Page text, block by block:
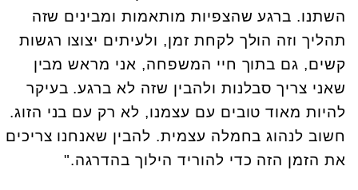
השתנו. ברגע שהצפיות מותאמות ומבינים שזה
תהליך וזה הולך לקחת זמן, ולעיתים יצוצו רגשות
קשים, גם בתוך חיי המשפחה, אני מראש מבין
שאני צריך סבלנות ולהבין שזה לא ברגע. בעיקר
להיות מאוד טובים עם עצמנו, לא רק עם בני הזוג.
חשוב לנהוג בחמלה עצמית. להבין שאנחנו צריכים
את הזמן הזה כדי להוריד הילוך בהדרגה."